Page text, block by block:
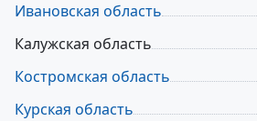
Ивановская область
Калужская область
Костромская область
Курская область